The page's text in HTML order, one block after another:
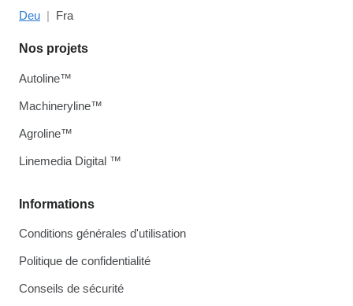
Deu Fra
Informations
Conditions générales d'utilisation
Politique de confidentialité
Conseils de sécurité
Nos projets
Autoline™
Machineryline™
Agroline™
Linemedia Digital ™